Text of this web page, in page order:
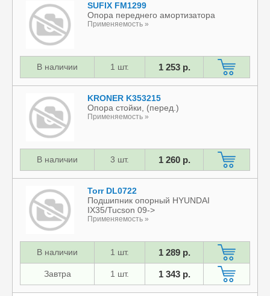
SUFIX FM1299
Опора переднего амортизатора
Применяемость »
В наличии 1 шт. 1 253 р.
KRONER K353215
Опора стойки, (перед.)
Применяемость »
В наличии 3 шт. 1 260 р.
Torr DL0722
Подшипник опорный HYUNDAI
IX35/Tucson 09->
Применяемость »
В наличии 1 шт. 1 289 р.
Завтра 1 шт. 1 343 р.